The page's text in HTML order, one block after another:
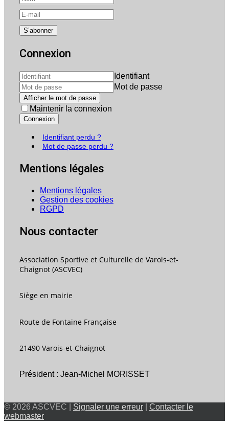
Connexion
Identifiant
Mot de passe
Afficher le mot de passe
Maintenir la connexion
Connexion
Identifiant perdu ?
Mot de passe perdu ?
Mentions légales
Mentions légales
Gestion des cookies
RGPD
Nous contacter
Association Sportive et Culturelle de Varois-et-
Chaignot (ASCVEC)
Siège en mairie
Route de Fontaine Française
21490 Varois-et-Chaignot
Président : Jean-Michel MORISSET
© 2026 ASCVEC | Signaler une erreur
Contacter le
webmaster